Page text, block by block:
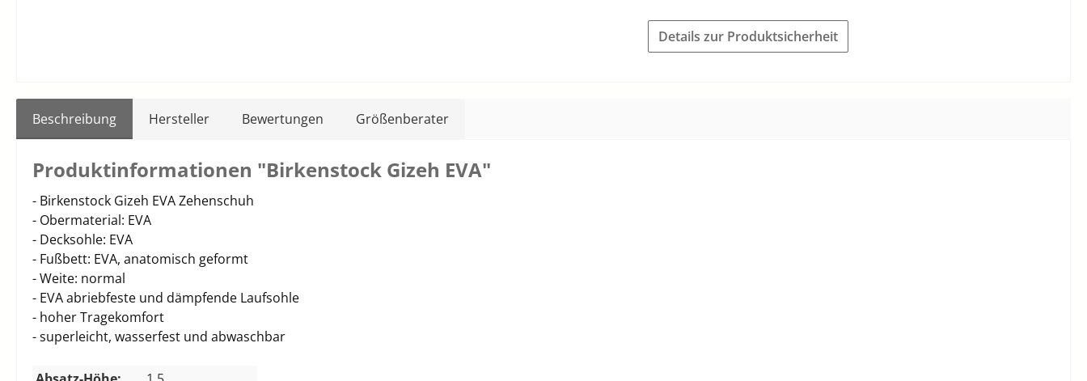
Details zur Produktsicherheit
Beschreibung Hersteller Bewertungen Größenberater
Produktinformationen "Birkenstock Gizeh EVA"
- Birkenstock Gizeh EVA Zehenschuh
- Obermaterial: EVA
- Decksohle: EVA
- Fußbett: EVA, anatomisch geformt
- Weite: normal
- EVA abriebfeste und dämpfende Laufsohle
- hoher Tragekomfort
- superleicht, wasserfest und abwaschbar